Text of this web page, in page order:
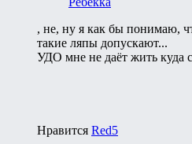
, не, ну я как бы понимаю,
такие ляпы допускают...
УДО мне не даёт жить куда
Нравится Red5